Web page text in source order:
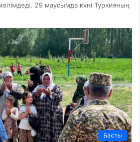
29 маусымда күні Түркияның
Басты